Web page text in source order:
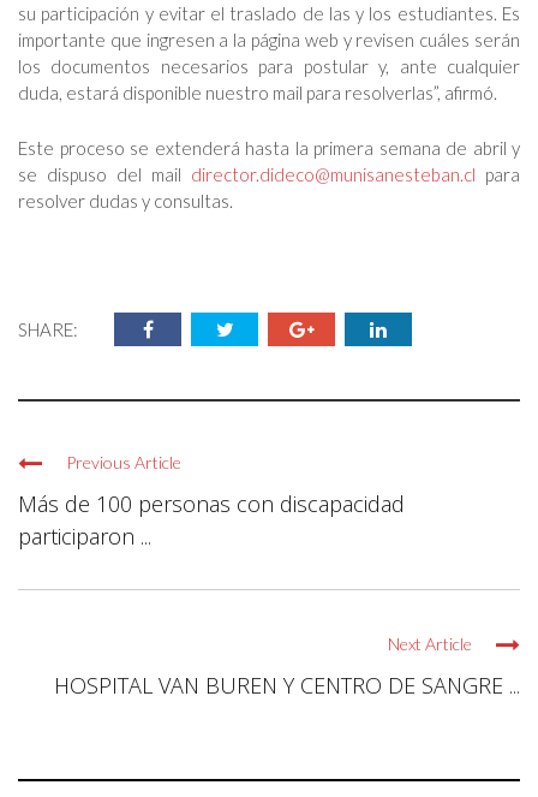
su participación y evitar el traslado de las y los estudiantes. Es
importante que ingresen a la página web y revisen cuáles serán
los documentos necesarios para postular y, ante cualquier
duda, estará disponible nuestro mail para resolverlas”, afirmó.
Este proceso se extenderá hasta la primera semana de abril y
se dispuso del mail director.dideco@munisanesteban.cl para
resolver dudas y consultas.
SHARE:
Previous Article
Más de 100 personas con discapacidad
participaron ...
Next Article
HOSPITAL VAN BUREN Y CENTRO DE SANGRE ...